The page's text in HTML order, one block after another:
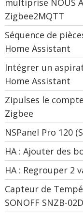
Zigbee2MQTT
Séquence de
Home Assistant
Intégrer un
Home Assistant
Zipulses le
Zigbee
NSPanel Pro 120
HA : Ajouter des
HA : Regrouper 2
Capteur de
SONOFF SNZB-02D